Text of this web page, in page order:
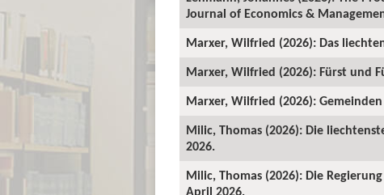
Journal of Economics &
Marxer, Wilfried (2026): Das
Marxer, Wilfried (2026): Fürst und
Marxer, Wilfried (2026):
Milic, Thomas (2026): Die
2026.
Milic, Thomas (2026): Die
April 2026.